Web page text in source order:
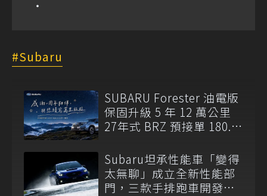
Subaru
SUBARU Forester 油電版
保固升級 5 年 12 萬公里
27年式 BRZ 預接單 180.8
Subaru坦承性能車「變得
太無聊」成立全新性能部
門，三款手排跑車開發